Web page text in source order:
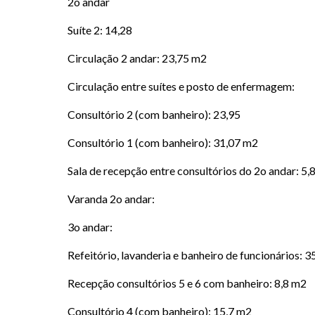
Suíte 2: 14,28
Circulação 2 andar: 23,75 m2
Circulação entre suítes e posto de enfermagem:
Consultório 2 (com banheiro): 23,95
Consultório 1 (com banheiro): 31,07 m2
Sala de recepção entre consultórios do 2o andar:
Varanda 2o andar:
3o andar:
Refeitório, lavanderia e banheiro de funcionários:
Recepção consultórios 5 e 6 com banheiro: 8,8 m2
Consultório 4 (com banheiro): 15,7 m2